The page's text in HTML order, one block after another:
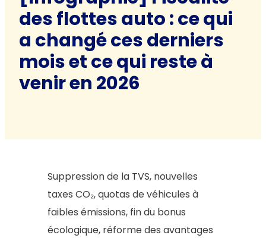
des flottes auto : ce qui
a changé ces derniers
mois et ce qui reste à
venir en 2026
Suppression de la TVS, nouvelles
taxes CO₂, quotas de véhicules à
faibles émissions, fin du bonus
écologique, réforme des avantages